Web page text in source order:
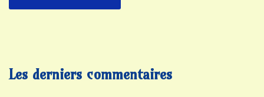
Les derniers commentaires